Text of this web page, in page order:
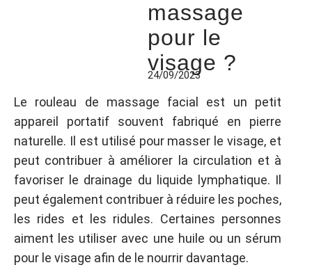
massage
pour le
visage ?
24/09/2023
Le rouleau de massage facial est un petit
appareil portatif souvent fabriqué en pierre
naturelle. Il est utilisé pour masser le visage, et
peut contribuer à améliorer la circulation et à
favoriser le drainage du liquide lymphatique. Il
peut également contribuer à réduire les poches,
les rides et les ridules. Certaines personnes
aiment les utiliser avec une huile ou un sérum
pour le visage afin de le nourrir davantage.